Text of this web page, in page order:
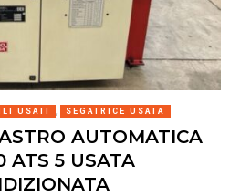
USATI SEGATRICE USATA
AUTOMATICA
ATS 5 USATA